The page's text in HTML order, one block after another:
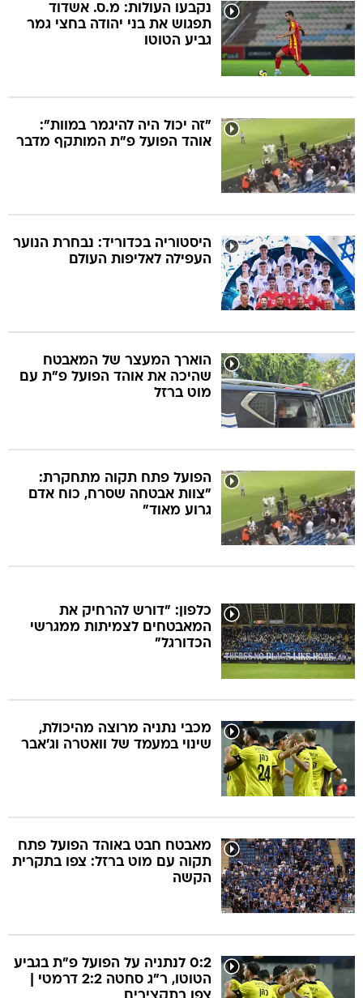
נקבעו העולות: מ.ס. אשדוד
תפגוש את בני יהודה בחצי גמר
גביע הטוטו
"זה יכול היה להיגמר במוות":
אוהד הפועל פ"ת המותקף מדבר
היסטוריה בכדוריד: נבחרת הנוער
העפילה לאליפות העולם
הוארך המעצר של המאבטח
שהיכה את אוהד הפועל פ"ת עם
מוט ברזל
הפועל פתח תקוה מתחקרת:
"צוות אבטחה שסרח, כוח אדם
גרוע מאוד"
כלפון: "דורש להרחיק את
המאבטחים לצמיתות ממגרשי
הכדורגל"
מכבי נתניה מרוצה מהיכולת,
שינוי במעמד של וואטרה וג'אבר
מאבטח חבט באוהד הפועל פתח
תקוה עם מוט ברזל: צפו בתקרית
הקשה
0:2 לנתניה על הפועל פ"ת בגביע
הטוטו, ר"ג סחטה 2:2 דרמטי |